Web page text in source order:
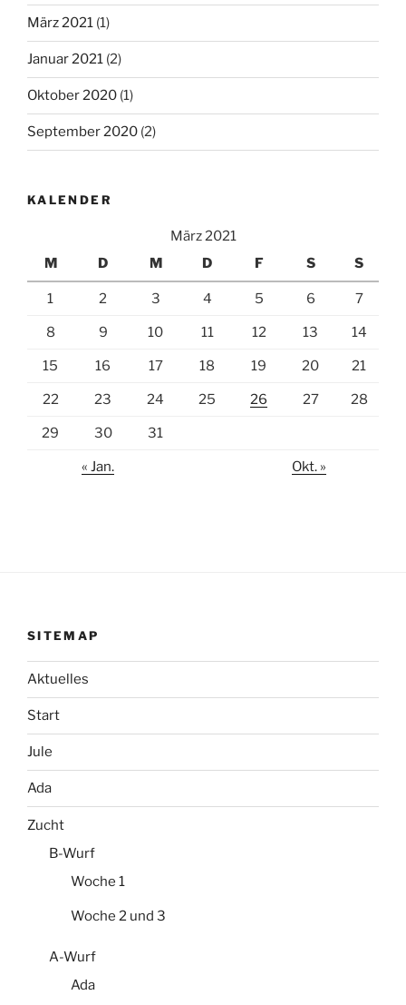
März 2021 (1)
Januar 2021 (2)
Oktober 2020 (1)
September 2020 (2)
KALENDER
März 2021
M
D M D F S S
1 2 3 4 5 6 7
8 9 10 11 12 13 14
15 16 17 18 19 20 21
22 23 24 25 26 27 28
29 30 31
« Jan. Okt. »
SITEMAP
Aktuelles
Start
Jule
Ada
Zucht
B-Wurf
Woche 1
Woche 2 und 3
A-Wurf
Ada